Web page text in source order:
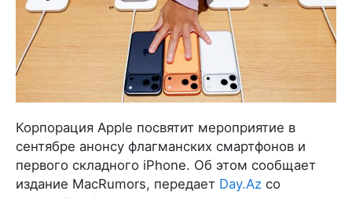
Корпорация Apple посвятит мероприятие в
сентябре анонсу флагманских смартфонов и
первого складного iPhone. Об этом сообщает
издание MacRumors, передает Day.Az со